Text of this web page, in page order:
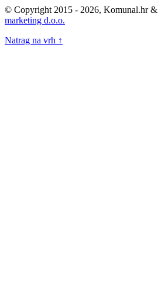
© Copyright 2015 - 2026, Komunal.hr &
marketing d.o.o.
Natrag na vrh ↑